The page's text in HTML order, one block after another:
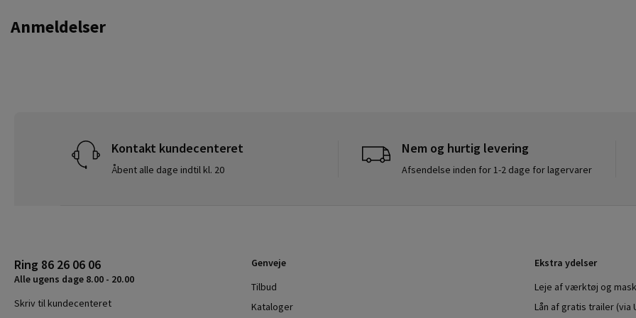
Anmeldelser
Kontakt kundecenteret
Åbent alle dage indtil kl. 20
Nem og hurtig levering
Afsendelse inden for 1-2 dage for lagervarer
Ring 86 26 06 06
Alle ugens dage 8.00 - 20.00
Skriv til kundecenteret
Genveje
Tilbud
Kataloger
Ekstra ydelser
Leje af værktøj og
Lån af gratis trailer (via